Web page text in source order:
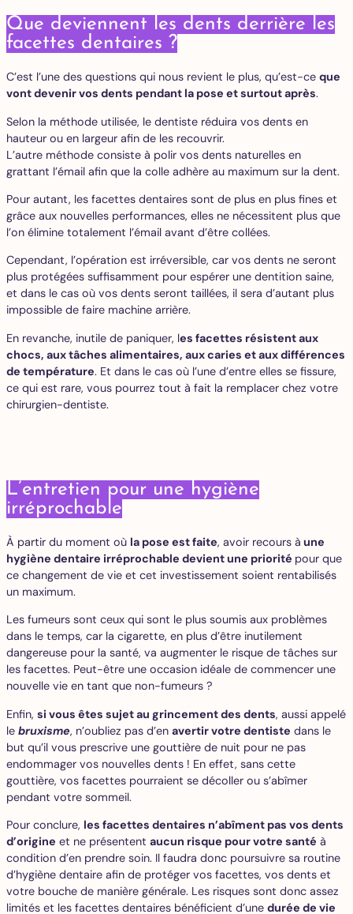
Que deviennent les dents derrière les
facettes dentaires ?
C’est l’une des questions qui nous revient le plus, qu’est-ce que
vont devenir vos dents pendant la pose et surtout après.
Selon la méthode utilisée, le dentiste réduira vos dents en
hauteur ou en largeur afin de les recouvrir.
L’autre méthode consiste à polir vos dents naturelles en
grattant l’émail afin que la colle adhère au maximum sur la dent.
Pour autant, les facettes dentaires sont de plus en plus fines et
grâce aux nouvelles performances, elles ne nécessitent plus que
l’on élimine totalement l’émail avant d’être collées.
Cependant, l’opération est irréversible, car vos dents ne seront
plus protégées suffisamment pour espérer une dentition saine,
et dans le cas où vos dents seront taillées, il sera d’autant plus
impossible de faire machine arrière.
En revanche, inutile de paniquer, les facettes résistent aux
chocs, aux tâches alimentaires, aux caries et aux différences
de température. Et dans le cas où l’une d’entre elles se fissure,
ce qui est rare, vous pourrez tout à fait la remplacer chez votre
chirurgien-dentiste.
L’entretien pour une hygiène
irréprochable
À partir du moment où la pose est faite, avoir recours à une
hygiène dentaire irréprochable devient une priorité pour que
ce changement de vie et cet investissement soient rentabilisés
un maximum.
Les fumeurs sont ceux qui sont le plus soumis aux problèmes
dans le temps, car la cigarette, en plus d’être inutilement
dangereuse pour la santé, va augmenter le risque de tâches sur
les facettes. Peut-être une occasion idéale de commencer une
nouvelle vie en tant que non-fumeurs ?
Enfin, si vous êtes sujet au grincement des dents, aussi appelé
le bruxisme, n’oubliez pas d’en avertir votre dentiste dans le
but qu’il vous prescrive une gouttière de nuit pour ne pas
endommager vos nouvelles dents ! En effet, sans cette
gouttière, vos facettes pourraient se décoller ou s’abîmer
pendant votre sommeil.
Pour conclure, les facettes dentaires n’abîment pas vos dents
d’origine et ne présentent aucun risque pour votre santé à
condition d’en prendre soin. Il faudra donc poursuivre sa routine
d’hygiène dentaire afin de protéger vos facettes, vos dents et
votre bouche de manière générale. Les risques sont donc assez
limités et les facettes dentaires bénéficient d’une durée de vie